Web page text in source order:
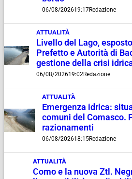
06/08/202619:17Redazione
ATTUALITÀ
Livello del Lago,
Prefetto e Autorità di
gestione della crisi
06/08/202619:02Redazione
ATTUALITÀ
Emergenza idrica:
comuni del Comasco.
razionamenti
06/08/202618:15Redazione
ATTUALITÀ
Como e la nuova Ztl.